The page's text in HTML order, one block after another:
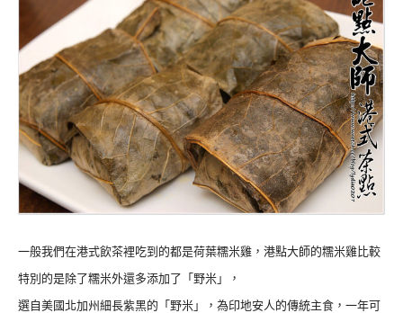
一般我們在港式飲茶裡吃到的都是荷葉糯米雞，港點大師的糯米雞比較
特別的是除了糯米外還多添加了「野米」，
選自美國北加州細長紫黑的「野米」，為印地安人的傳統主食，一年可